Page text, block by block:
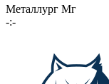
Металлург Мг
-:-